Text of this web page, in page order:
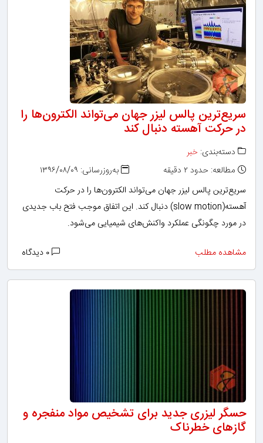
سریع‌ترین پالس لیزر جهان می‌تواند الکترون‌ها را
در حرکت آهسته دنبال کند
دسته‌بندی: خبر
مطالعه: حدود ۲ دقیقه
به‌روزرسانی: ۱۳۹۶/۰۸/۰۹
سریع‌ترین پالس لیزر جهان می‌تواند الکترون‌ها را در حرکت
آهسته(slow motion) دنبال کند. این اتفاق موجب فتح باب جدیدی
در مورد چگونگی عملکرد واکنش‌های شیمیایی می‌شود.
مشاهده مطلب
حسگر لیزری جدید برای تشخیص مواد منفجره و
گازهای خطرناک